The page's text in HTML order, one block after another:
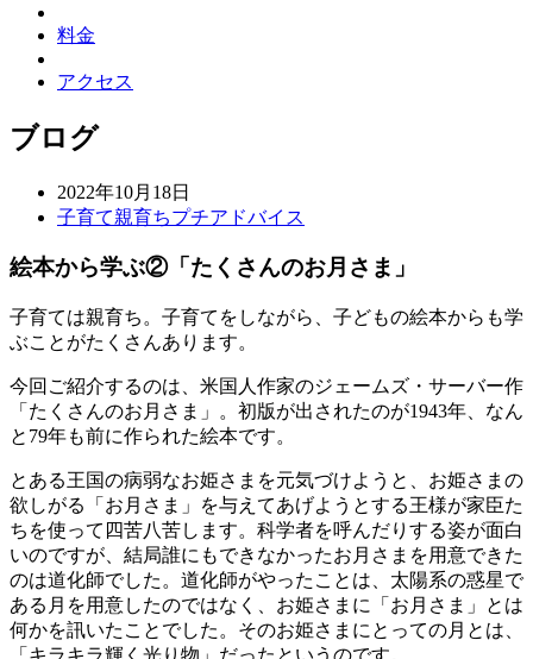
料金
アクセス
ブログ
2022年10月18日
子育て親育ちプチアドバイス
絵本から学ぶ②「たくさんのお月さま」
子育ては親育ち。子育てをしながら、子どもの絵本からも学
ぶことがたくさんあります。
今回ご紹介するのは、米国人作家のジェームズ・サーバー作
「たくさんのお月さま」。初版が出されたのが1943年、なん
と79年も前に作られた絵本です。
とある王国の病弱なお姫さまを元気づけようと、お姫さまの
欲しがる「お月さま」を与えてあげようとする王様が家臣た
ちを使って四苦八苦します。科学者を呼んだりする姿が面白
いのですが、結局誰にもできなかったお月さまを用意できた
のは道化師でした。道化師がやったことは、太陽系の惑星で
ある月を用意したのではなく、お姫さまに「お月さま」とは
何かを訊いたことでした。そのお姫さまにとっての月とは、